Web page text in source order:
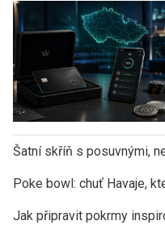
Šatní skříň s posuvnými,
Poke bowl: chuť Havaje,
Jak připravit pokrmy